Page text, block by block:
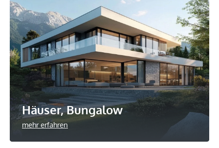
Häuser, Bungalow
mehr erfahren